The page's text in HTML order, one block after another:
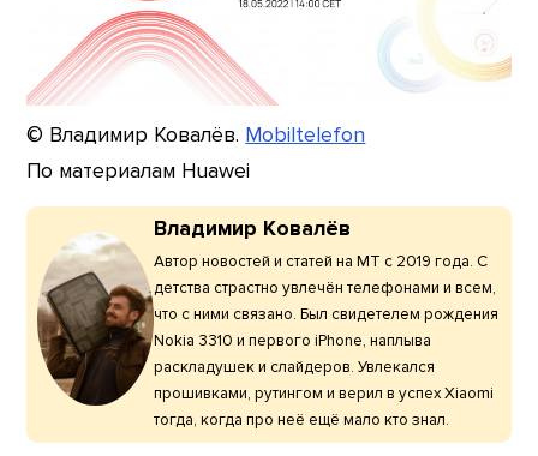
© Владимир Ковалёв. Mobiltelefon
По материалам Huawei
Владимир Ковалёв
Автор новостей и статей на МТ с 2019 года. С
детства страстно увлечён телефонами и всем,
что с ними связано. Был свидетелем рождения
Nokia 3310 и первого iPhone, наплыва
раскладушек и слайдеров. Увлекался
прошивками, рутингом и верил в успех Xiaomi
тогда, когда про неё ещё мало кто знал.